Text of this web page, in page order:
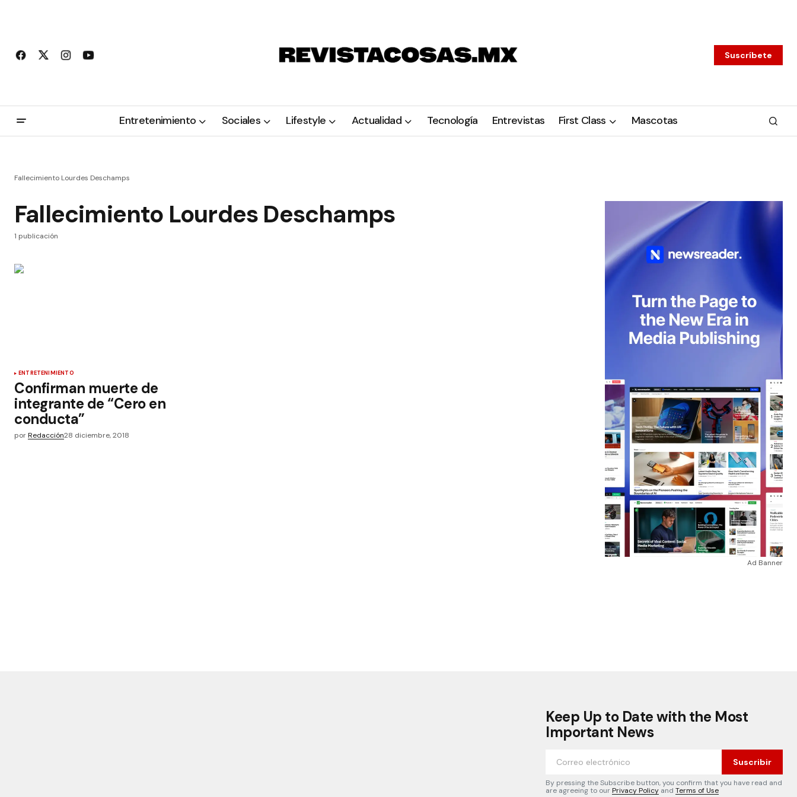
Suscríbete
Entretenimiento Sociales Lifestyle Actualidad Tecnología Entrevistas First Class Mascotas
Fallecimiento Lourdes Deschamps
Fallecimiento Lourdes Deschamps
1 publicación
ENTRETENIMIENTO
Confirman muerte de
integrante de “Cero en
conducta”
porRedacción28 diciembre, 2018
Ad Banner
Keep Up to Date with the Most
Important News
Suscribir
By pressing the Subscribe button, you confirm that you have read and
are agreeing to ourPrivacy Policy and Terms of Use